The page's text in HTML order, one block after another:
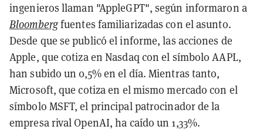
ingenieros llaman "AppleGPT", según informaron a
Bloombergfuentes familiarizadas con el asunto.
Desde que se publicó el informe, las acciones de
Apple, que cotiza en Nasdaq con el símbolo AAPL,
han subido un 0,5% en el día. Mientras tanto,
Microsoft, que cotiza en el mismo mercado con el
símbolo MSFT, el principal patrocinador de la
empresa rival OpenAI, ha caído un 1,33%.